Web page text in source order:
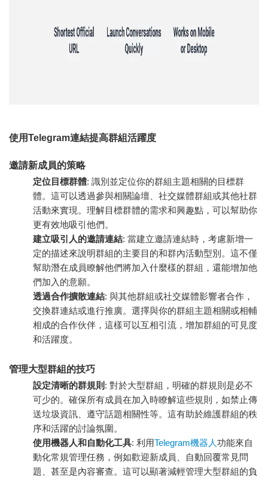
使用Telegram連結提高群組活躍度
邀請新成員的策略
定位目標群體: 識別並定位你的群組主題相關的目標群
體。這可以透過參與相關論壇、社交媒體群組或其他社群
活動來實現。理解目標群體的需求和興趣點，可以幫助你
更有效地吸引他們。
建立吸引人的邀請連結: 當建立邀請連結時，考慮新增一
定的描述來說明群組的主要目的和群內活動型別。這不僅
幫助潛在成員瞭解他們將加入什麼樣的群組，還能增加他
們加入的意願。
透過合作擴散連結: 與其他群組或社交媒體影響者合作，
交換群連結或進行推廣。選擇與你的群組主題相關或相輔
相成的合作伙伴，這樣可以互相引流，增加群組的可見度
和活躍度。
管理大型群組的技巧
設定清晰的群規則 : 對於大型群組，明確的群規則是必不
可少的。確保所有成員在加入時瞭解這些規則，如禁止傳
送垃圾資訊、遵守話題相關性等。這有助於維護群組的秩
序和活躍的討論氛圍。
使用機器人和自動化工具: 利用Telegram機器人功能來自
動化常規管理任務，例如歡迎新成員、自動回覆常見問
題、甚至是內容審查。這可以顯著減輕管理大型群組的負